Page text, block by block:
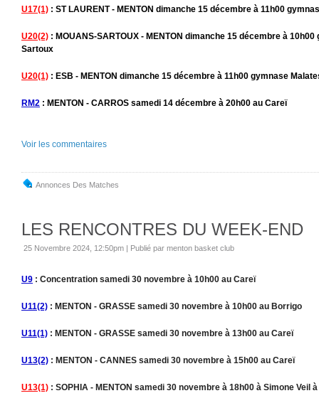
U17(1) : ST LAURENT - MENTON dimanche 15 décembre à 11h00
U20(2) : MOUANS-SARTOUX - MENTON dimanche 15 décembre à
Sartoux
U20(1) : ESB - MENTON dimanche 15 décembre à 11h00 gymnase
RM2 : MENTON - CARROS samedi 14 décembre à 20h00 au Careï
Voir les commentaires
Annonces Des Matches
LES RENCONTRES DU WEEK-END
25 Novembre 2024, 12:50pm | Publié par menton basket club
U9 : Concentration samedi 30 novembre à 10h00 au Careï
U11(2) : MENTON - GRASSE samedi 30 novembre à 10h00 au Borrigo
U11(1) : MENTON - GRASSE samedi 30 novembre à 13h00 au Careï
U13(2) : MENTON - CANNES samedi 30 novembre à 15h00 au Careï
U13(1) : SOPHIA - MENTON samedi 30 novembre à 18h00 à Simone Veil